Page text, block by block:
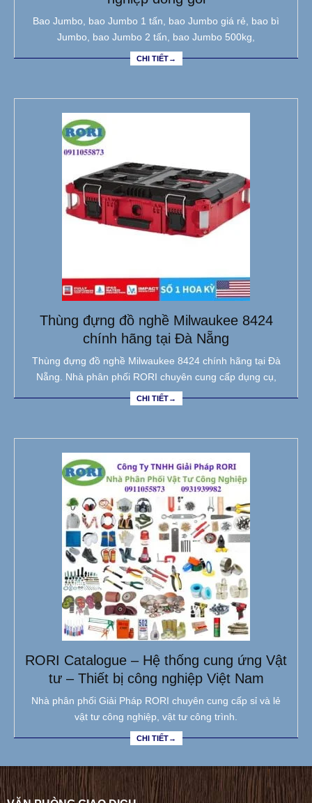
Bao Jumbo, bao Jumbo 1 tấn, bao Jumbo giá rẻ, bao bì
Jumbo, bao Jumbo 2 tấn, bao Jumbo 500kg,
CHI TIẾT→
Thùng đựng đồ nghề Milwaukee 8424
chính hãng tại Đà Nẵng
Thùng đựng đồ nghề Milwaukee 8424 chính hãng tại Đà
Nẵng. Nhà phân phối RORI chuyên cung cấp dụng cụ,
CHI TIẾT→
RORI Catalogue – Hệ thống cung ứng Vật
tư – Thiết bị công nghiệp Việt Nam
Nhà phân phối Giải Pháp RORI chuyên cung cấp sỉ và lẻ
vật tư công nghiệp, vật tư công trình.
CHI TIẾT→